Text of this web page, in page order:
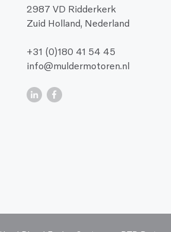
2987 VD Ridderkerk
Zuid Holland, Nederland
+31 (0)180 41 54 45
info@muldermotoren.nl